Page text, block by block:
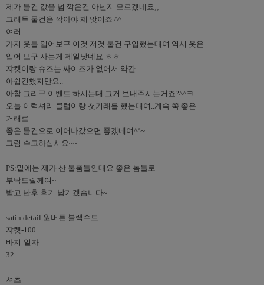
제가 물건 값을 넘 깍은건 아닌지 모르겠네요;;
그래두 물건은 깍아야 제 맛이죠 ^^
여러
가지 옷들 입어보구 이것 저것 물건 구입했는대여 역시 옷은
입어 보구 사는게 제일낫네요 ㅎㅎ
쟈켓이랑 슈즈는 싸이즈가 없어서 약간
아쉽긴했지만요..
아참 그리구 이벤트 하시는대 그거 보내주시는거죠?^^ㅋ
오늘 이럭셔리 클럽이랑 첫거래를 했는대여..계속 쭉 좋은
거래로
좋은 물건으로 이어나갔으면 좋겠네여^^~
그럼 수고하십시요~~
PS:밑에는 제가 산 물품들인대요 좋은 놈들로
부탁드릴께여~
받고 난후 후기 남기겠습니다~
satin detail 원버튼 블랙수트
쟈켓-100
바지-일자
32
셔츠